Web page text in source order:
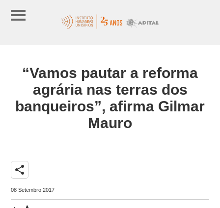
“Vamos pautar a reforma
agrária nas terras dos
banqueiros”, afirma Gilmar
Mauro
share
08 Setembro 2017